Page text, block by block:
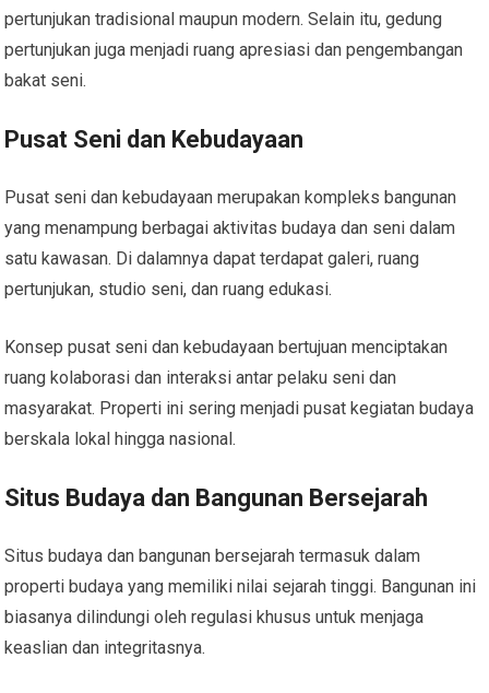
pertunjukan tradisional maupun modern. Selain itu, gedung
pertunjukan juga menjadi ruang apresiasi dan pengembangan
bakat seni.
Pusat Seni dan Kebudayaan
Pusat seni dan kebudayaan merupakan kompleks bangunan
yang menampung berbagai aktivitas budaya dan seni dalam
satu kawasan. Di dalamnya dapat terdapat galeri, ruang
pertunjukan, studio seni, dan ruang edukasi.
Konsep pusat seni dan kebudayaan bertujuan menciptakan
ruang kolaborasi dan interaksi antar pelaku seni dan
masyarakat. Properti ini sering menjadi pusat kegiatan budaya
berskala lokal hingga nasional.
Situs Budaya dan Bangunan Bersejarah
Situs budaya dan bangunan bersejarah termasuk dalam
properti budaya yang memiliki nilai sejarah tinggi. Bangunan ini
biasanya dilindungi oleh regulasi khusus untuk menjaga
keaslian dan integritasnya.